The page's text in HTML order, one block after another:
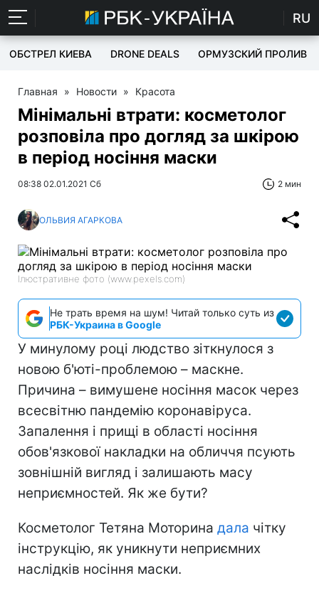
RU
ОБСТРЕЛ КИЕВА DRONE DEALS ОРМУЗСКИЙ ПРОЛИВ
Главная » Новости » Красота
Мінімальні втрати: косметолог
розповіла про догляд за шкірою
в період носіння маски
08:38 02.01.2021 Сб 2 мин
ОЛЬВИЯ АГАРКОВА
Ілюстративне фото (www.pexels.com)
Не трать время на шум! Читай только суть из
РБК-Украина в Google
У минулому році людство зіткнулося з
новою б'юті-проблемою – маскне.
Причина – вимушене носіння масок через
всесвітню пандемію коронавіруса.
Запалення і прищі в області носіння
обов'язкової накладки на обличчя псують
зовнішній вигляд і залишають масу
неприємностей. Як же бути?
Косметолог Тетяна Моторина дала чітку
інструкцію, як уникнути неприємних
наслідків носіння маски.